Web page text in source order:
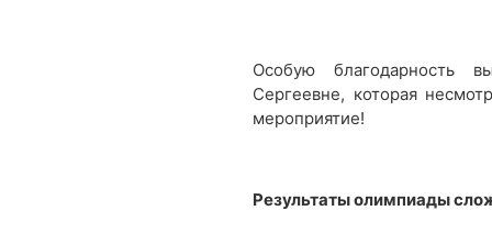
Особую благодарность
Сергеевне, которая
мероприятие!
Результаты олимпиады